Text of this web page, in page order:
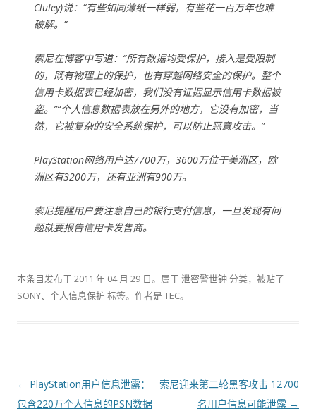
Cluley)说：“有些如同薄纸一样弱，有些花一百万年也难
破解。”
索尼在博客中写道：“所有数据均受保护，接入是受限制
的，既有物理上的保护，也有穿越网络安全的保护。整个
信用卡数据表已经加密，我们没有证据显示信用卡数据被
盗。”“个人信息数据表放在另外的地方，它没有加密，当
然，它被复杂的安全系统保护，可以防止恶意攻击。”
PlayStation网络用户达7700万，3600万位于美洲区，欧
洲区有3200万，还有亚洲有900万。
索尼提醒用户要注意自己的银行支付信息，一旦发现有问
题就要报告信用卡发售商。
本条目发布于2011 年 04 月 29 日。属于泄密警世钟 分类，被贴了
SONY、 个人信息保护 标签。 作者是TEC。
文章导航
← PlayStation用户信息泄露：
包含220万个人信息的PSN数据
索尼迎来第二轮黑客攻击 12700
名用户信息可能泄露 →